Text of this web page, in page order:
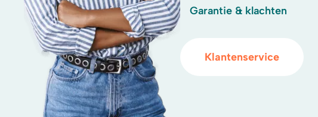
Garantie & klachten
Klantenservice